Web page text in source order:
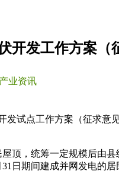
开发工作方案（
产业资讯
试点工作方案（征求意
顶，统筹一定规模后由
日期间建成并网发电的